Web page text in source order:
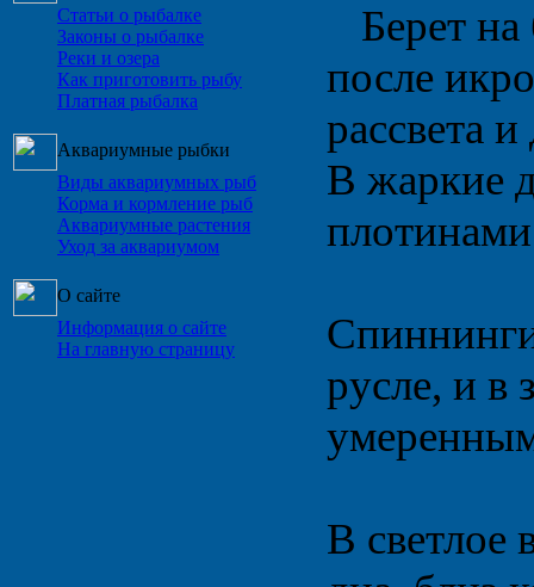
Статьи о рыбалке
Законы о рыбалке
Реки и озера
Как приготовить рыбу
Платная рыбалка
Аквариумные рыбки
Виды аквариумных рыб
Корма и кормление рыб
Аквариумные растения
Уход за аквариумом
О сайте
Информация о сайте
На главную страницу
Берет
после
рассвета
В жаркие
русле, и в
В светлое